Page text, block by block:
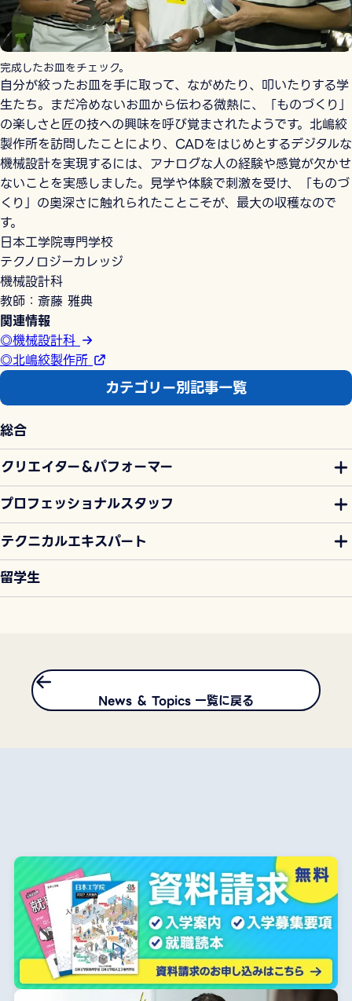
完成したお皿をチェック。
自分が絞ったお皿を手に取って、ながめたり、叩いたりする学
生たち。まだ冷めないお皿から伝わる微熱に、「ものづくり」
の楽しさと匠の技への興味を呼び覚まされたようです。北嶋絞
製作所を訪問したことにより、CADをはじめとするデジタルな
機械設計を実現するには、アナログな人の経験や感覚が欠かせ
ないことを実感しました。見学や体験で刺激を受け、「ものづ
くり」の奥深さに触れられたことこそが、最大の収穫なので
す。
日本工学院専門学校
テクノロジーカレッジ
機械設計科
教師：斎藤 雅典
関連情報
◎機械設計科
◎北嶋絞製作所
カテゴリー別記事一覧
総合
クリエイター＆パフォーマー
プロフェッショナルスタッフ
テクニカルエキスパート
留学生
News ＆ Topics 一覧に戻る